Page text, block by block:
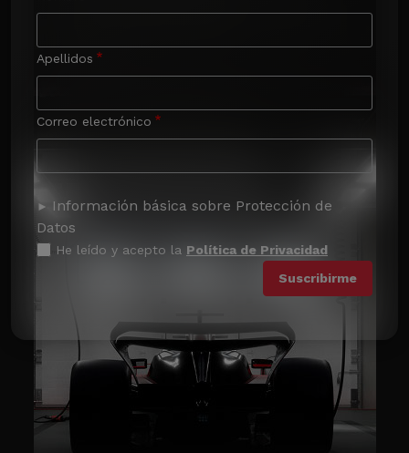
Apellidos
Correo electrónico
Información básica sobre Protección de
Datos
He leído y acepto la Política de Privacidad